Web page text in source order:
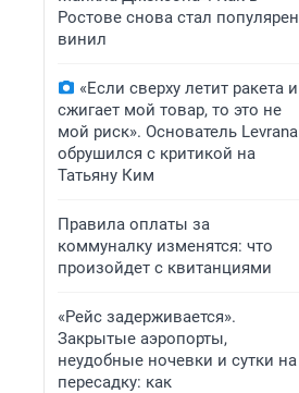
Ростове снова стал популярен
винил
«Если сверху летит ракета и
сжигает мой товар, то это не
мой риск». Основатель Levrana
обрушился с критикой на
Татьяну Ким
Правила оплаты за
коммуналку изменятся: что
произойдет с квитанциями
«Рейс задерживается».
Закрытые аэропорты,
неудобные ночевки и сутки на
пересадку: как